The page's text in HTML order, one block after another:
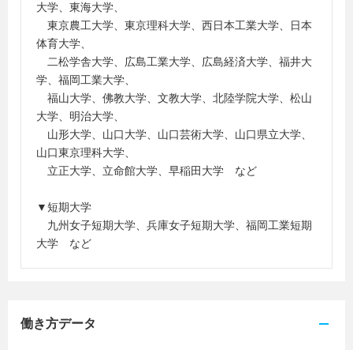
大学、東海大学、
東京農工大学、東京理科大学、西日本工業大学、日本
体育大学、
二松学舎大学、広島工業大学、広島経済大学、福井大
学、福岡工業大学、
福山大学、佛教大学、文教大学、北陸学院大学、松山
大学、明治大学、
山形大学、山口大学、山口芸術大学、山口県立大学、
山口東京理科大学、
立正大学、立命館大学、早稲田大学 など
▼短期大学
九州女子短期大学、兵庫女子短期大学、福岡工業短期
大学 など
働き方データ